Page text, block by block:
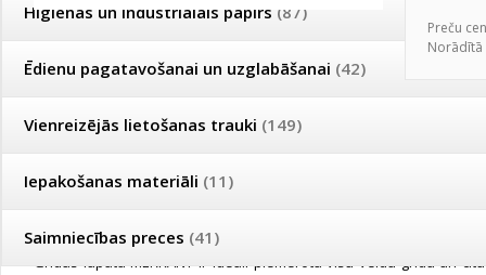
Higiēnas un industriālais papīrs (87)
Ēdienu pagatavošanai un uzglabāšanai (42)
Vienreizējās lietošanas trauki (149)
Iepakošanas materiāli (11)
Saimniecības preces (41)
Preču
Norādītā
APRAKSTS PIEGĀDE UN APMAKSA
Grīdas lupata MERKANT ir ideāli piemērota visu veidu grīdu un